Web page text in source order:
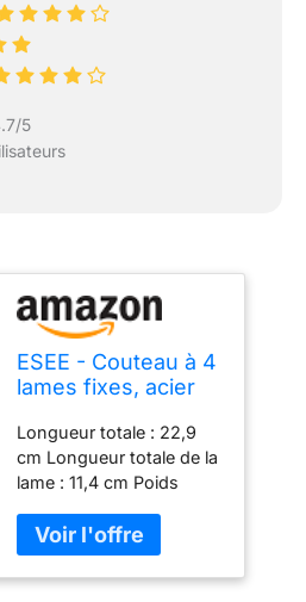
5
ESEE - Couteau à 4
lames fixes, acier
ambidextre,
fabriqué aux États-
Unis (toile Micarta)
Longueur totale : 22,9
cm Longueur totale de la
lame : 11,4 cm Poids
226,8 g Acier inoxydable
S35VN Gaine moulée
avec plaque à clip